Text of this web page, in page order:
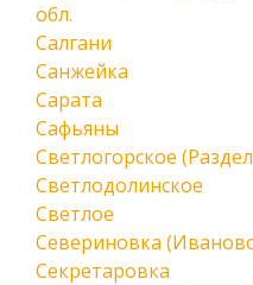
обл.
Салгани
Санжейка
Сарата
Сафьяны
Светлогорское
Светлодолинское
Светлое
Севериновка
Секретаровка